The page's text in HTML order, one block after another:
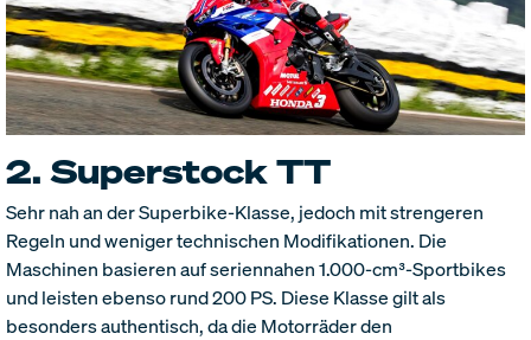
2. Superstock TT
Sehr nah an der Superbike-Klasse, jedoch mit strengeren
Regeln und weniger technischen Modifikationen. Die
Maschinen basieren auf seriennahen 1.000-cm³-Sportbikes
und leisten ebenso rund 200 PS. Diese Klasse gilt als
besonders authentisch, da die Motorräder den